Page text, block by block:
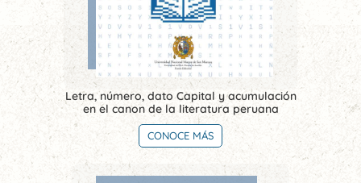
Letra, número, dato Capital y acumulación
en el canon de la literatura peruana
CONOCE MÁS